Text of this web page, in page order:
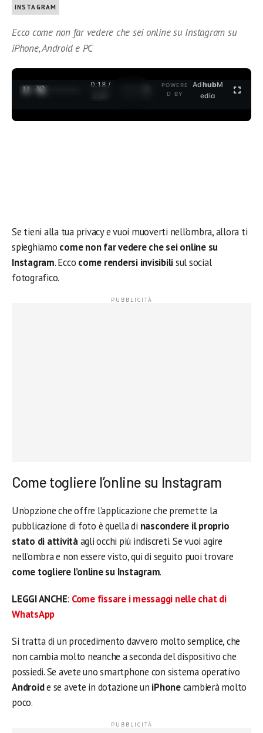
INSTAGRAM
Ecco come non far vedere che sei online su Instagram su
iPhone, Android e PC
0:19 /
3:37
POWERE
D BY
AdhubM
edia
Se tieni alla tua privacy e vuoi muoverti nell’ombra, allora ti
spieghiamo come non far vedere che sei online su
Instagram. Ecco come rendersi invisibilisul social
fotografico.
Come togliere l’online su Instagram
Un’opzione che offre l’applicazione che premette la
pubblicazione di foto è quella di nascondere il proprio
stato di attivitàagli occhi più indiscreti. Se vuoi agire
nell’ombra e non essere visto, qui di seguito puoi trovare
come togliere l’online su Instagram.
LEGGI ANCHE: Come fissare i messaggi nelle chat di
WhatsApp
Si tratta di un procedimento davvero molto semplice, che
non cambia molto neanche a seconda del dispositivo che
possiedi. Se avete uno smartphone con sistema operativo
Androide se avete in dotazione un iPhonecambierà molto
poco.